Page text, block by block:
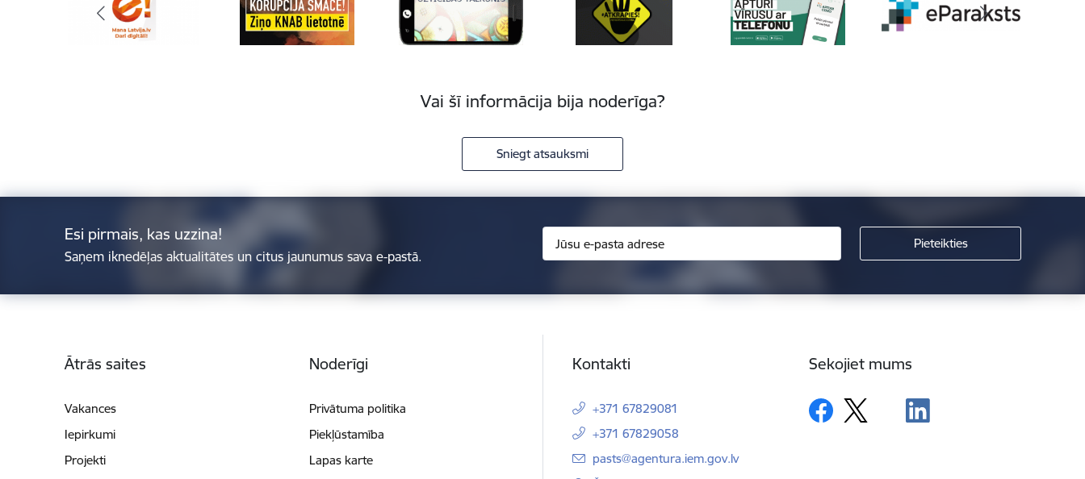
Vai šī informācija bija noderīga?
Sniegt atsauksmi
Esi pirmais, kas uzzina!
Saņem iknedēļas aktualitātes un citus jaunumus sava e-pastā.
Ātrās saites
Vakances
Iepirkumi
Projekti
Noderīgi
Privātuma politika
Piekļūstamība
Lapas karte
Kontakti
+371 67829081
+371 67829058
E-pasts:
pasts@agentura.iem.gov.lv
Sekojiet mums